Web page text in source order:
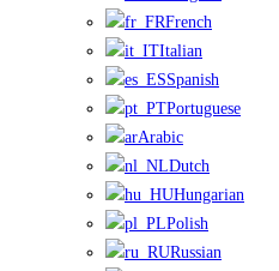
French
Italian
Spanish
Portuguese
Arabic
Dutch
Hungarian
Polish
Russian